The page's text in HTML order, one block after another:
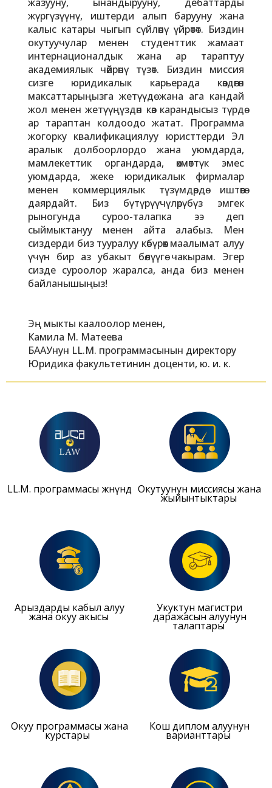
жүргүзүүнү, иштерди алып барууну жана
калыс катары чыгып сүйлөөнү үйрөтөт. Биздин
окутуучулар менен студенттик жамаат
интернационалдык жана ар тараптуу
академиялык чөйрөнү түзөт. Биздин миссия
сизге юридикалык карьерада көздөгөн
максаттарыңызга жетүүдө жана ага кандай
жол менен жетүүңүздөн көз карандысыз түрдө
ар тараптан колдоодо жатат. Программа
жогорку квалификациялуу юристтерди Эл
аралык долбоорлордо жана уюмдарда,
мамлекеттик органдарда, өкмөттүк эмес
уюмдарда, жеке юридикалык фирмалар
менен коммерциялык түзүмдөрдө иштөөгө
даярдайт. Биз бүтүрүүчүлөрүбүз эмгек
рыногунда суроо-талапка ээ деп
сыймыктануу менен айта алабыз. Мен
сиздерди биз тууралуу көбүрөөк маалымат алуу
үчүн бир аз убакыт бөлүүгө чакырам. Эгер
сизде суроолор жаралса, анда биз менен
байланышыңыз!
Эң мыкты каалоолор менен,
Камила М. Матеева
БААУнун LL.M. программасынын директору
Юридика факультетинин доценти, ю. и. к.
LL.M. программасы жөнүндө Окутуунун миссиясы жана
жыйынтыктары
Арыздарды кабыл алуу
жана окуу акысы
Укуктун магистри
даражасын алуунун
талаптары
Окуу программасы жана
курстары
Кош диплом алуунун
варианттары